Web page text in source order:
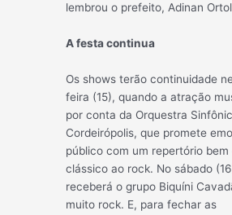
lembrou o prefeito, Adinan
A festa continua
Os shows terão continuidade
feira (15), quando a atração
por conta da Orquestra
Cordeirópolis, que promete
público com um repertório
clássico ao rock. No sábado
receberá o grupo Biquíni
muito rock. E, para fechar as